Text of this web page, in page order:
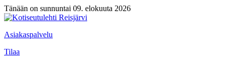
Tänään on sunnuntai 09. elokuuta 2026
Asiakaspalvelu
Tilaa